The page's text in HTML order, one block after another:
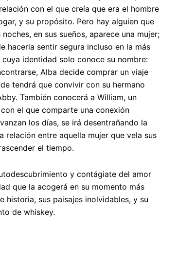
con el que creía que era el hombre
y su propósito. Pero hay alguien que
en sus sueños, aparece una mujer;
hacerla sentir segura incluso en la más
identidad solo conoce su nombre:
Alba decide comprar un viaje
tendrá que convivir con su hermano
También conocerá a William, un
el que comparte una conexión
los días, se irá desentrañando la
relación entre aquella mujer que vela sus
el tiempo.
y contágiate del amor
que la acogerá en su momento más
historia, sus paisajes inolvidables, y su
de whiskey.